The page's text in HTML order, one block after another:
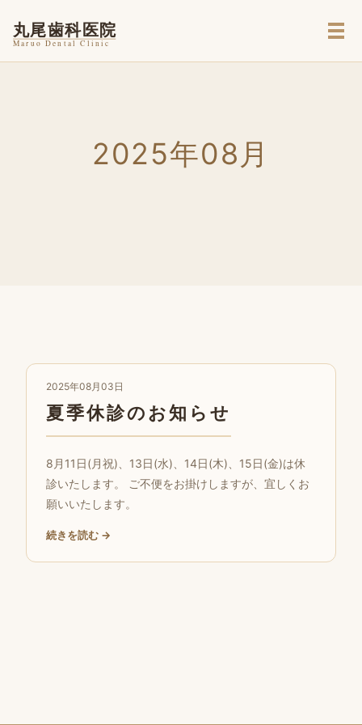
メ
2025年08月
2025年08月03日
夏季休診のお知らせ
8月11日(月祝)、13日(水)、14日(木)、15日(金)は休
診いたします。 ご不便をお掛けしますが、宜しくお
願いいたします。
続きを読む →